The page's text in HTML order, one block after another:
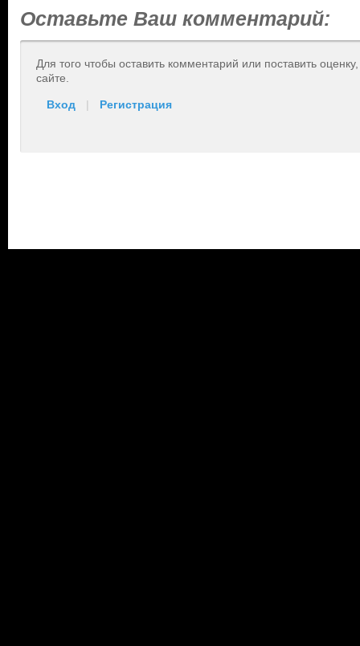
Оставьте Ваш комментарий:
Для того чтобы оставить комментарий или поставить
сайте.
Вход | Регистрация